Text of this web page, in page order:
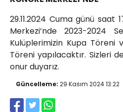
29.11.2024 Cuma günü saat
Merkezi’nde 2023-2024
Kulüplerimizin Kupa Töreni
Töreni yapılacaktır. Sizleri
onur duyarız.
Güncelleme: 29 Kasım 2024 13:22